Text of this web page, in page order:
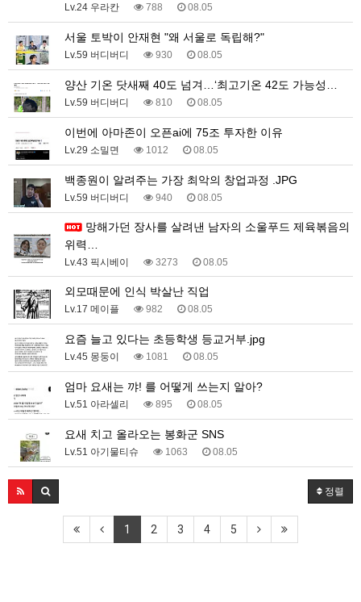
Lv.24 우라칸 788 08.05
서울 토박이 안재현 "왜 서울로 독립해?"
Lv.59 버디버디 930 08.05
양산 기온 닷새째 40도 넘겨…‘최고기온 42도 가능성…
Lv.59 버디버디 810 08.05
이번에 아마존이 오픈ai에 75조 투자한 이유
Lv.29 소밀면 1012 08.05
백종원이 알려주는 가장 최악의 창업과정 .JPG
Lv.59 버디버디 940 08.05
위력…
Lv.43 픽시베이 3273 08.05
외모때문에 인식 박살난 직업
Lv.17 메이플 982 08.05
요즘 늘고 있다는 초등학생 등교거부.jpg
Lv.45 몽둥이 1081 08.05
엄마 요새는 꺄! 를 어떻게 쓰는지 알아?
Lv.51 아라셀리 895 08.05
요새 치고 올라오는 봉화군 SNS
Lv.51 아기물티슈 1063 08.05
정렬
1 2 3 4 5